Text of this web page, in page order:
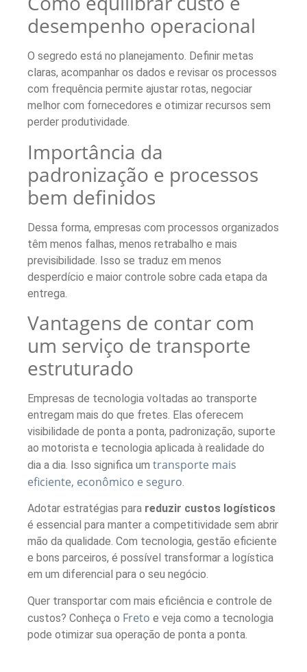
desempenho operacional
O segredo está no planejamento. Definir metas
claras, acompanhar os dados e revisar os processos
com frequência permite ajustar rotas, negociar
melhor com fornecedores e otimizar recursos sem
perder produtividade.
Importância da
padronização e processos
bem definidos
Dessa forma, empresas com processos organizados
têm menos falhas, menos retrabalho e mais
previsibilidade. Isso se traduz em menos
desperdício e maior controle sobre cada etapa da
entrega.
Vantagens de contar com
um serviço de transporte
estruturado
Empresas de tecnologia voltadas ao transporte
entregam mais do que fretes. Elas oferecem
visibilidade de ponta a ponta, padronização, suporte
ao motorista e tecnologia aplicada à realidade do
dia a dia. Isso significa um transporte mais
eficiente, econômico e seguro.
Adotar estratégias para reduzir custos logísticos
é essencial para manter a competitividade sem abrir
mão da qualidade. Com tecnologia, gestão eficiente
e bons parceiros, é possível transformar a logística
em um diferencial para o seu negócio.
Quer transportar com mais eficiência e controle de
custos? Conheça o Freto e veja como a tecnologia
pode otimizar sua operação de ponta a ponta.